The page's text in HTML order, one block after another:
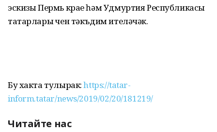
эскизы Пермь крае һәм Удмуртия Республикасы
татарлары өчен тәкъдим ителәчәк.
Бу хакта тулырак:https://tatar-
inform.tatar/news/2019/02/20/181219/
Читайте нас